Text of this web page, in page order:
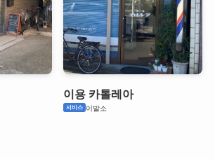
이용 카톨레아
서비스 이발소